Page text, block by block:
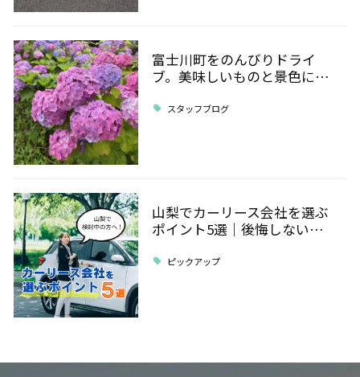
富士川町をのんびりドライ
ブ。美味しいものと景色に…
スタッフブログ
山梨でカーリース会社を選ぶ
ポイント5選｜後悔しない…
ピックアップ